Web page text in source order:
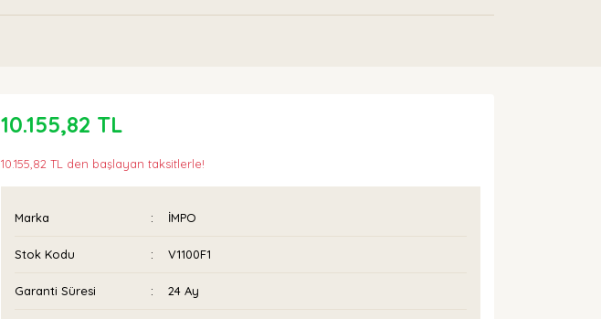
10.155,82 TL
10.155,82 TL den başlayan taksitlerle!
Marka İMPO
Stok Kodu V1100F1
Garanti Süresi 24 Ay